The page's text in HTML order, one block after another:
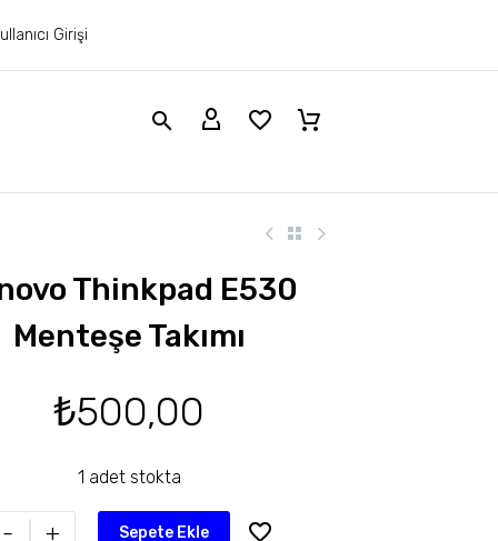
Girişi
Thinkpad E530
Menteşe Takımı
₺500,00
1 adet stokta
- + Sepete Ekle